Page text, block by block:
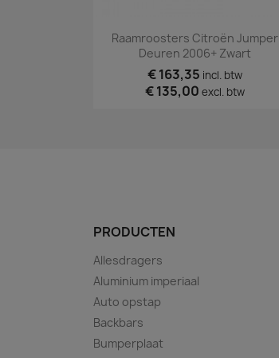
Snel bekijken
Raamroosters Citroën Jumper
Deuren 2006+ Zwart
€ 163,35 incl. btw
€ 135,00 excl. btw
PRODUCTEN
Allesdragers
Aluminium imperiaal
Auto opstap
Backbars
Bumperplaat